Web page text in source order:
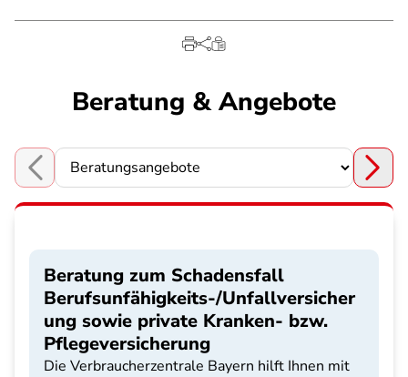
Beratung & Angebote
Choose a section
Beratung zum Schadensfall
Berufsunfähigkeits-/Unfallversicher
ung sowie private Kranken- bzw.
Pflegeversicherung
Die Verbraucherzentrale Bayern hilft Ihnen mit